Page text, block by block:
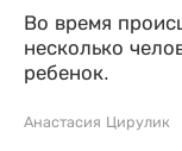
Во время
несколько
ребенок.
Анастасия Цирулик